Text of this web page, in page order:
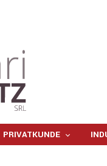
PRIVATKUNDE